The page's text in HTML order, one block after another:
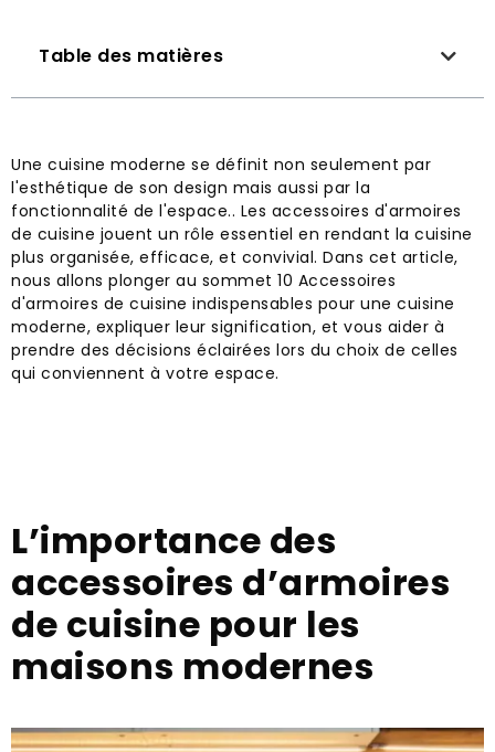
Table des matières
Une cuisine moderne se définit non seulement par
l'esthétique de son design mais aussi par la
fonctionnalité de l'espace.. Les accessoires d'armoires
de cuisine jouent un rôle essentiel en rendant la cuisine
plus organisée, efficace, et convivial. Dans cet article,
nous allons plonger au sommet 10 Accessoires
d'armoires de cuisine indispensables pour une cuisine
moderne, expliquer leur signification, et vous aider à
prendre des décisions éclairées lors du choix de celles
qui conviennent à votre espace.
L’importance des
accessoires d’armoires
de cuisine pour les
maisons modernes